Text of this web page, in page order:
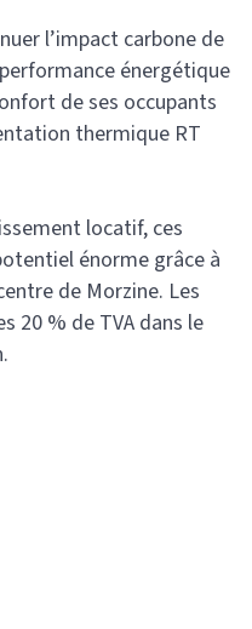
l’impact carbone de
énergétique
de ses occupants
thermique RT
locatif, ces
énorme grâce à
de Morzine. Les
20 % de TVA dans le